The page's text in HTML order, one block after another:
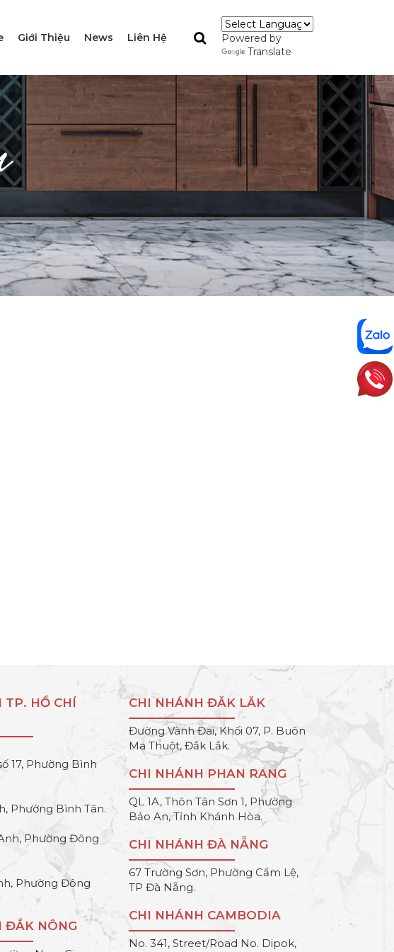
Giới Thiệu News Liên Hệ
Powered by
Translate
TP. HỒ CHÍ
17, Phường Bình
Phường Bình Tân.
Phường Đông
Phường Đông
ĐẮK NÔNG
CHI NHÁNH ĐĂK LĂK
Đường Vành Đai, Khối 07, P. Buôn
Ma Thuột, Đắk Lắk.
CHI NHÁNH PHAN RANG
QL 1A, Thôn Tân Sơn 1, Phường
Bảo An, Tỉnh Khánh Hòa.
CHI NHÁNH ĐÀ NẴNG
67 Trường Sơn, Phường Cẩm Lệ,
TP Đà Nẵng.
CHI NHÁNH CAMBODIA
No. 341, Street/Road No. Dipok,